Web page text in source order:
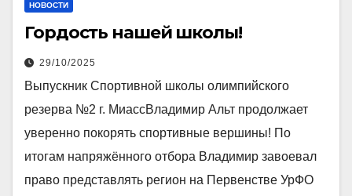
НОВОСТИ
Гордость нашей школы!
29/10/2025
Выпускник Спортивной школы олимпийского
резерва №2 г. МиассВладимир Альт продолжает
уверенно покорять спортивные вершины! По
итогам напряжённого отбора Владимир завоевал
право представлять регион на Первенстве УрФО